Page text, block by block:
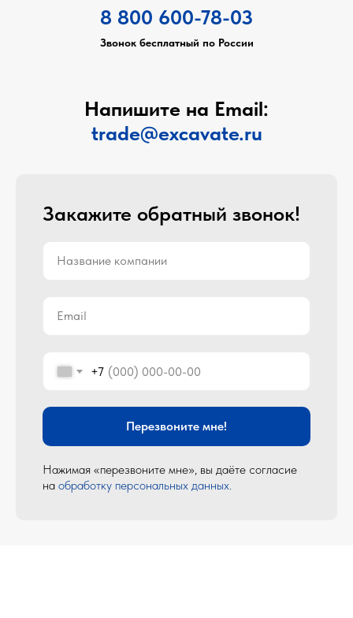
8 800 600-78-03
Звонок бесплатный по России
Напишите на Email:
trade@excavate.ru
Закажите обратный звонок!
Название компании
Email
+7
Перезвоните мне!
Нажимая «перезвоните мне», вы даёте согласие
на обработку персональных данных